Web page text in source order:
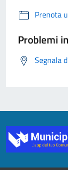
Prenota
Problemi
Segnala